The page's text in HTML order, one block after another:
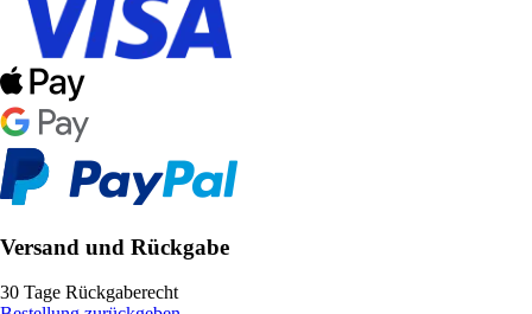
Versand und Rückgabe
30 Tage Rückgaberecht